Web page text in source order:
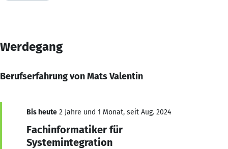
Werdegang
Berufserfahrung von Mats Valentin
Bis heute 2 Jahre und 1 Monat, seit Aug. 2024
Fachinformatiker für
Systemintegration